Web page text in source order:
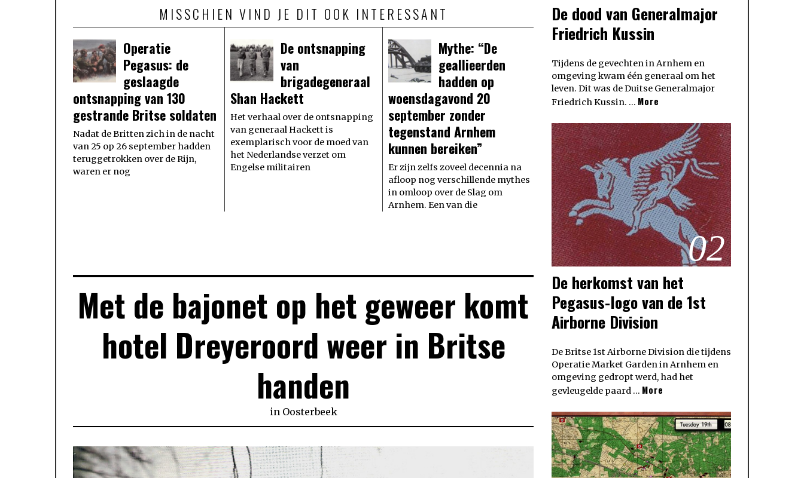
MISSCHIEN VIND JE DIT OOK INTERESSANT
Operatie
Pegasus: de
geslaagde
ontsnapping van 130
gestrande Britse soldaten
Nadat de Britten zich in de nacht
van 25 op 26 september hadden
teruggetrokken over de Rijn,
waren er nog
De ontsnapping
van
brigadegeneraal
Shan Hackett
Het verhaal over de ontsnapping
van generaal Hackett is
exemplarisch voor de moed van
het Nederlandse verzet om
Engelse militairen
Mythe: “De
geallieerden
hadden op
woensdagavond 20
september zonder
tegenstand Arnhem
kunnen bereiken”
Er zijn zelfs zoveel decennia na
afloop nog verschillende mythes
in omloop over de Slag om
Arnhem. Een van die
Met de bajonet op het geweer komt
hotel Dreyeroord weer in Britse
handen
in Oosterbeek
De dood van Generalmajor
Friedrich Kussin
Tijdens de gevechten in Arnhem en
omgeving kwam één generaal om het
leven. Dit was de Duitse Generalmajor
Friedrich Kussin. … More
02
De herkomst van het
Pegasus-logo van de 1st
Airborne Division
De Britse 1st Airborne Division die tijdens
Operatie Market Garden in Arnhem en
omgeving gedropt werd, had het
gevleugelde paard … More